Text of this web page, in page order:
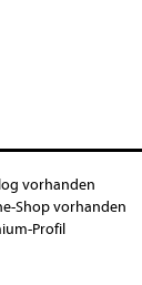
vorhanden
Shop vorhanden
Profil